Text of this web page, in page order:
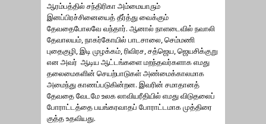
ஆரம்பத்தில் சந்திரிகா அம்மையாரும்
இனப்பிரச்சினையைத் தீர்த்து வைக்கும்
தேவதைபோலவே வந்தார். ஆனால் நாளடைவில் நவாலி
தேவாலயம், நாகர்கோயில் பாடசாலை, செம்மணி
புதைகுழி, இடி முழக்கம், ரிவிரச, சத்ஜெய, ஜெயசிக்குறு
என அவர் ஆடிய ஆட்டங்களை மறந்தவர்களாக எமது
தலைமைகளின் செயற்பாடுகள் அண்மைக்காலமாக
அமைந்து காணப்படுகின்றன. இவரின் சமாதானத்
தேவதை வேடமே உலக லாவியரீதியில் எமது விடுதலைப்
போராட்டத்தை பயங்கரவாதப் போராட்டமாக முத்திரை
குத்த உதவியது.